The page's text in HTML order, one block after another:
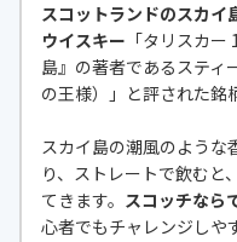
スコットランドのスカイ
ウイスキー 「タリスカ
島』の著者であるステ
の王様）」と評された銘
スカイ島の潮風のような
り、ストレートで飲むと
てきます。 スコッチなら
心者でもチャレンジしや